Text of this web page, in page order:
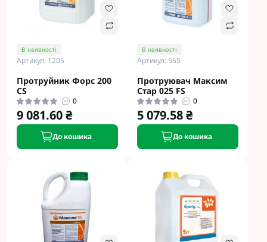
В наявності
Артикул: 1205
Протруйник Форс 200
CS
0
9 081.60 ₴
До кошика
В наявності
Артикул: 565
Протруювач Максим
Стар 025 FS
0
5 079.58 ₴
До кошика